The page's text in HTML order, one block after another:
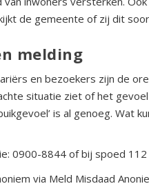
de gemeente of zij dit
melding
en bezoekers zijn de
situatie ziet of het
is al genoeg. Wat
0900-8844 of bij spoed 112
via Meld Misdaad